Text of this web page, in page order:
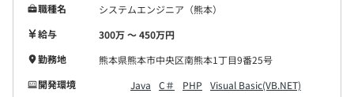
職種名
システムエンジニア（熊本）
給与
300万 〜 450万円
勤務地
熊本県熊本市中央区南熊本1丁目9番25号
開発環境
Java C＃ PHP
Visual Basic(VB.NET)